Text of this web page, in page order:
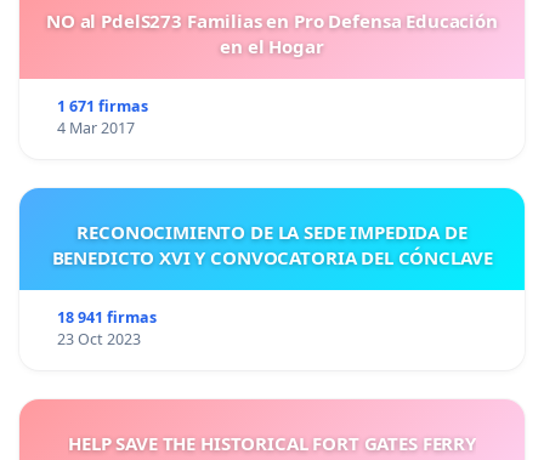
NO al PdelS273 Familias en Pro Defensa Educación
en el Hogar
1 671 firmas
4 Mar 2017
RECONOCIMIENTO DE LA SEDE IMPEDIDA DE
BENEDICTO XVI Y CONVOCATORIA DEL CÓNCLAVE
18 941 firmas
23 Oct 2023
HELP SAVE THE HISTORICAL FORT GATES FERRY